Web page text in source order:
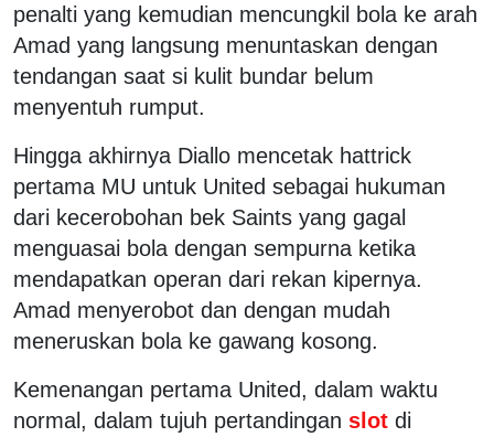
penalti yang kemudian mencungkil bola ke arah
Amad yang langsung menuntaskan dengan
tendangan saat si kulit bundar belum
menyentuh rumput.
Hingga akhirnya Diallo mencetak hattrick
pertama MU untuk United sebagai hukuman
dari kecerobohan bek Saints yang gagal
menguasai bola dengan sempurna ketika
mendapatkan operan dari rekan kipernya.
Amad menyerobot dan dengan mudah
meneruskan bola ke gawang kosong.
Kemenangan pertama United, dalam waktu
normal, dalam tujuh pertandingan slot di